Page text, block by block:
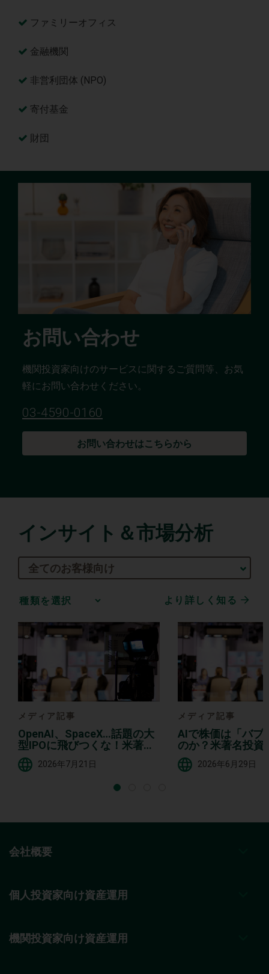
ファミリーオフィス
金融機関
非営利団体 (NPO)
寄付基金
財団
お問い合わせ
機関投資家向けのサービスに関するご質問等、お気
軽にお問い合わせください。
03-4590-0160
お問い合わせはこちらから
インサイト＆市場分析
全てのお客様向け
Media
Choice
より詳しく知る
メディア記事
OpenAI、SpaceX…話題の大
型IPOに飛びつくな！米著名
投資家が解説「大半が期待外
れ」に終わる理由
2026年7月21日
メディア記事
AIで株価は「バブ
のか？米著名投資
過剰な“期待と不安
2026年6月29日
会社概要
個人投資家向け資産運用
機関投資家向け資産運用